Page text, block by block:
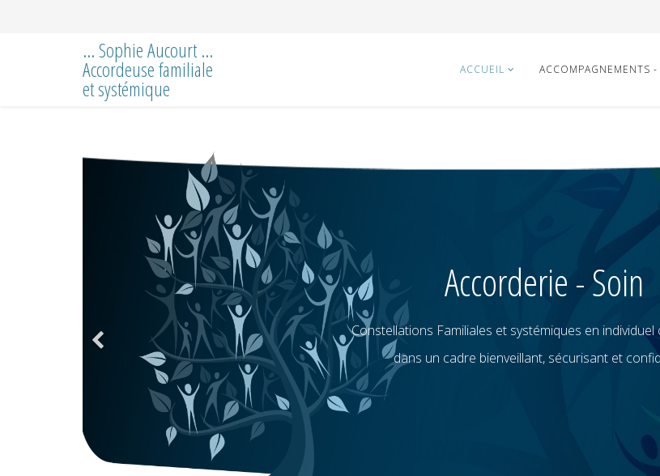
... Sophie Aucourt ...
Accordeuse familiale
et systémique
ACCUEIL ACCOMPAGNEMENTS
Accorderie - Soin
Constellations Familiales et systémiques en individuel
dans un cadre bienveillant, sécurisant et